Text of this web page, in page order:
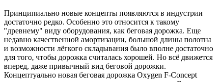
Принципиально новые концепты появляются в индустрии
достаточно редко. Особенно это относится к такому
"древнему" виду оборудования, как беговая дорожка. Еще
недавно качественной амортизации, большой длины полотна
и возможности лёгкого складывания было вполне достаточно
для того, чтобы дорожка считалась хорошей. Но всё движется
вперед, даже привычный вид беговой дорожки.
Концептуально новая беговая дорожка Oxygen F-Concept